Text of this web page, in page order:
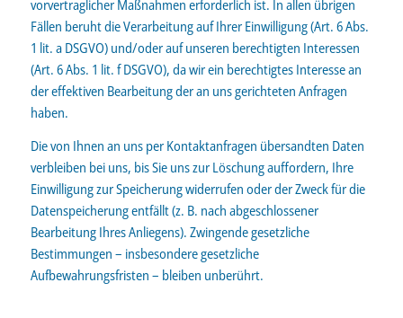
vorvertraglicher Maßnahmen erforderlich ist. In allen übrigen
Fällen beruht die Verarbeitung auf Ihrer Einwilligung (Art. 6 Abs.
1 lit. a DSGVO) und/oder auf unseren berechtigten Interessen
(Art. 6 Abs. 1 lit. f DSGVO), da wir ein berechtigtes Interesse an
der effektiven Bearbeitung der an uns gerichteten Anfragen
haben.
Die von Ihnen an uns per Kontaktanfragen übersandten Daten
verbleiben bei uns, bis Sie uns zur Löschung auffordern, Ihre
Einwilligung zur Speicherung widerrufen oder der Zweck für die
Datenspeicherung entfällt (z. B. nach abgeschlossener
Bearbeitung Ihres Anliegens). Zwingende gesetzliche
Bestimmungen – insbesondere gesetzliche
Aufbewahrungsfristen – bleiben unberührt.